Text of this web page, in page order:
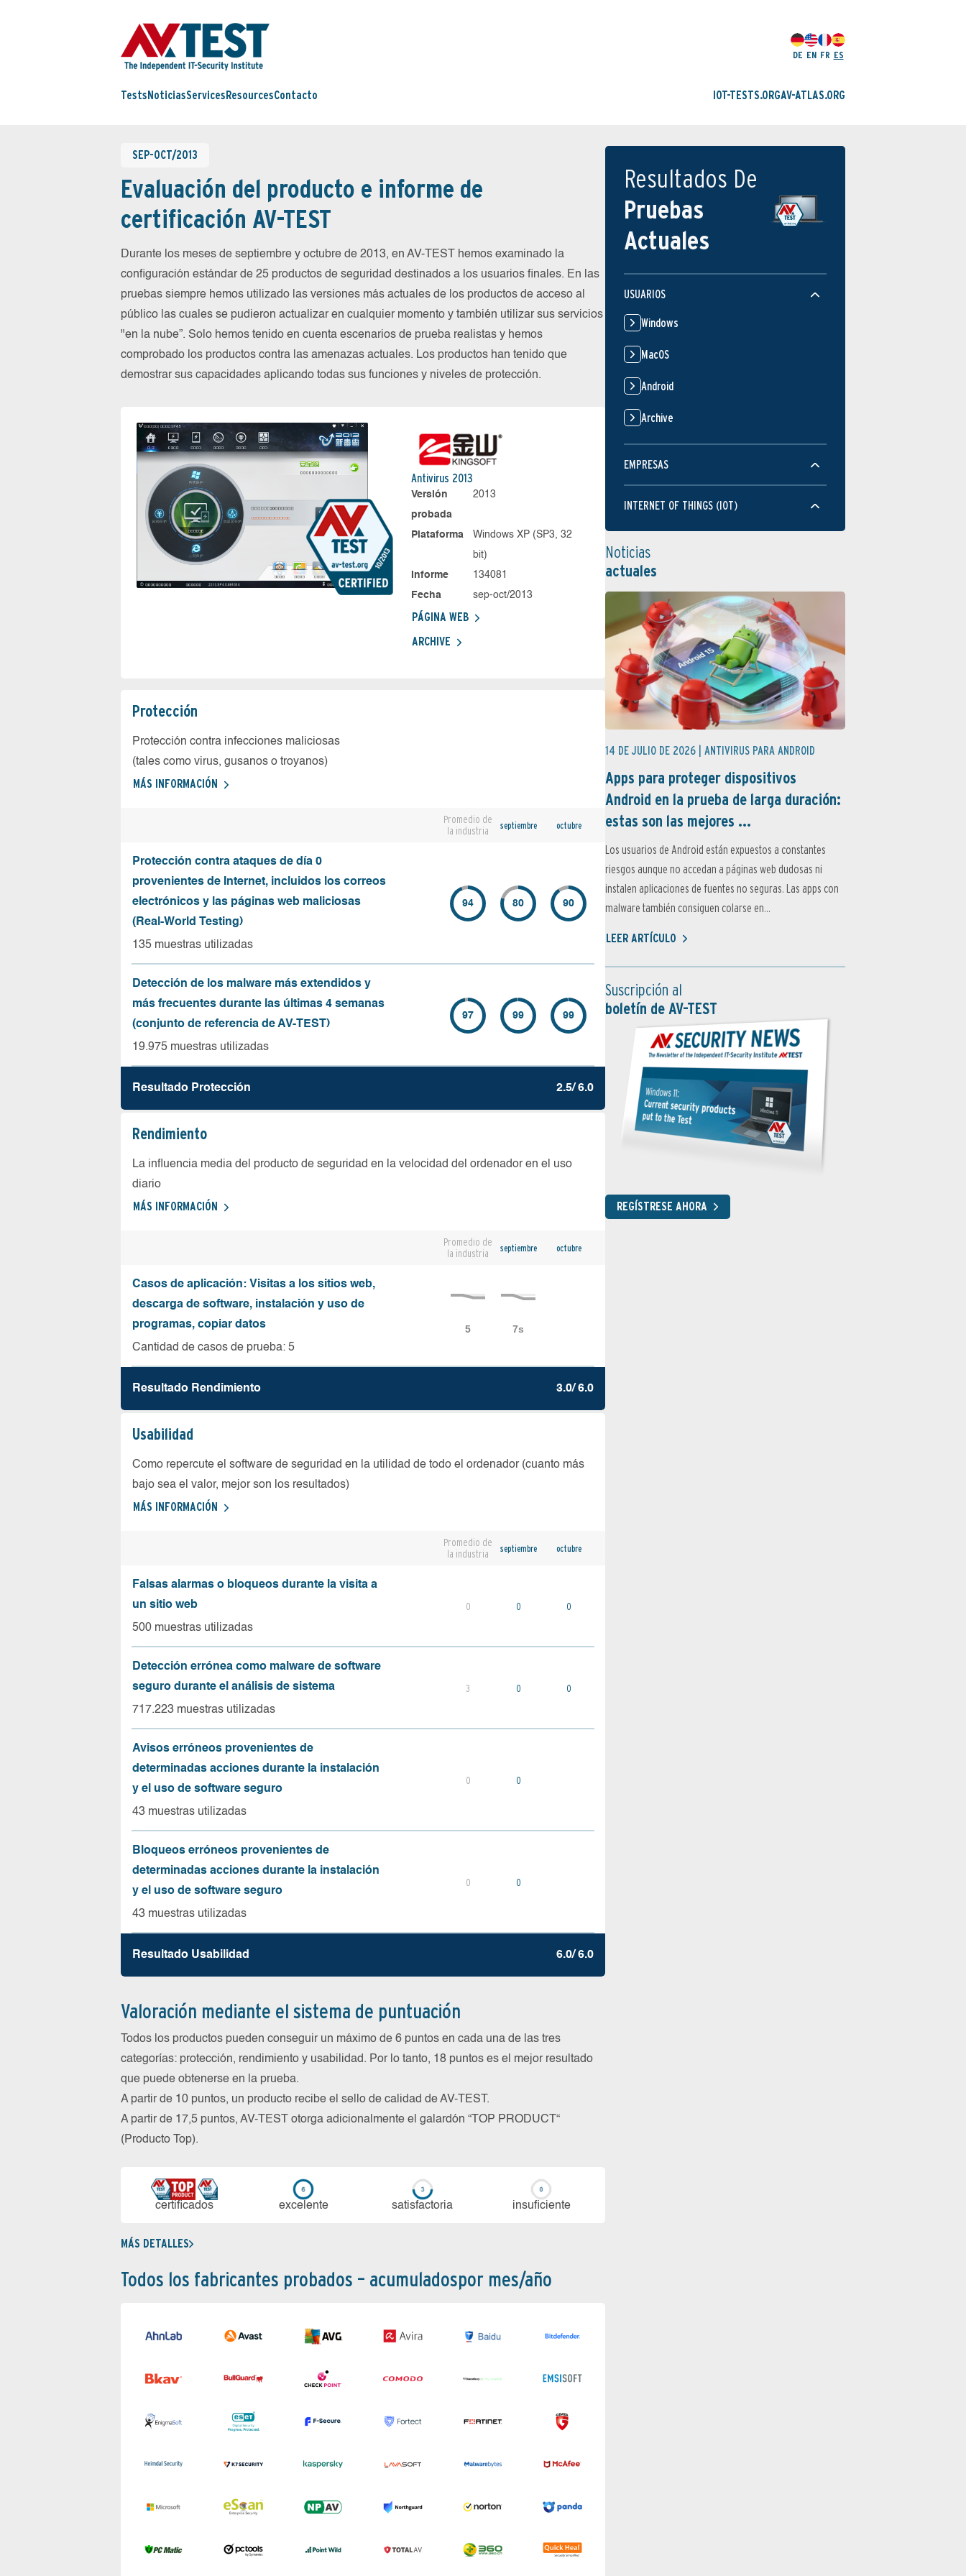
DE EN FR ES
Tests NoticiasServices ResourcesContacto IOT-TESTS.ORGAV-ATLAS.ORG
SEP-OCT/2013
Evaluación del producto e informe de
certificación AV-TEST
Durante los meses de septiembre y octubre de 2013, en AV-TEST hemos examinado la
configuración estándar de 25 productos de seguridad destinados a los usuarios finales. En las
pruebas siempre hemos utilizado las versiones más actuales de los productos de acceso al
público las cuales se pudieron actualizar en cualquier momento y también utilizar sus servicios
"en la nube”. Solo hemos tenido en cuenta escenarios de prueba realistas y hemos
comprobado los productos contra las amenazas actuales. Los productos han tenido que
demostrar sus capacidades aplicando todas sus funciones y niveles de protección.
Antivirus 2013
Versión
probada
2013
Plataforma
Windows XP (SP3, 32
bit)
Informe
134081
Fecha
sep-oct/2013
PÁGINA WEB
ARCHIVE
Protección
Protección contra infecciones maliciosas
(tales como virus, gusanos o troyanos)
MÁS INFORMACIÓN
Promedio de
la industria
septiembre octubre
Protección contra ataques de día 0
provenientes de Internet, incluidos los correos
electrónicos y las páginas web maliciosas
(Real-World Testing)
135 muestras utilizadas
94 80 90
Detección de los malware más extendidos y
más frecuentes durante las últimas 4 semanas
(conjunto de referencia de AV-TEST)
19.975 muestras utilizadas
97 99 99
Resultado Protección 2.5/ 6.0
Rendimiento
La influencia media del producto de seguridad en la velocidad del ordenador en el uso
diario
MÁS INFORMACIÓN
Promedio de
la industria
septiembre octubre
Casos de aplicación: Visitas a los sitios web,
descarga de software, instalación y uso de
programas, copiar datos
Cantidad de casos de prueba: 5
Resultado Rendimiento 3.0/ 6.0
Usabilidad
Como repercute el software de seguridad en la utilidad de todo el ordenador (cuanto más
bajo sea el valor, mejor son los resultados)
MÁS INFORMACIÓN
Promedio de
la industria
septiembre octubre
Falsas alarmas o bloqueos durante la visita a
un sitio web
500 muestras utilizadas
0 0 0
Detección errónea como malware de software
seguro durante el análisis de sistema
717.223 muestras utilizadas
3 0 0
Avisos erróneos provenientes de
determinadas acciones durante la instalación
y el uso de software seguro
43 muestras utilizadas
0 0
Bloqueos erróneos provenientes de
determinadas acciones durante la instalación
y el uso de software seguro
43 muestras utilizadas
0 0
Resultado Usabilidad 6.0/ 6.0
Valoración mediante el sistema de puntuación
Todos los productos pueden conseguir un máximo de 6 puntos en cada una de las tres
categorías: protección, rendimiento y usabilidad. Por lo tanto, 18 puntos es el mejor resultado
que puede obtenerse en la prueba.
A partir de 10 puntos, un producto recibe el sello de calidad de AV-TEST.
A partir de 17,5 puntos, AV-TEST otorga adicionalmente el galardón “TOP PRODUCT“
(Producto Top).
certi­ficados ex­ce­len­te sa­tis­fac­to­ria in­su­fi­cien­te
MÁS DETALLES
Todos los fabricantes probados – acumuladospor mes/año
Resultados De
Pruebas
Actuales
USUARIOS
Windows
MacOS
Android
Archive
EMPRESAS
INTERNET OF THINGS (IOT)
Noticias
actuales
14 DE JULIO DE 2026 | ANTIVIRUS PARA ANDROID
Apps para proteger dispositivos
Android en la prueba de larga duración:
estas son las mejores ...
Los usuarios de Android están expuestos a constantes
riesgos aunque no accedan a páginas web dudosas ni
instalen aplicaciones de fuentes no seguras. Las apps con
malware también consiguen colarse en...
LEER ARTÍCULO
Suscripción al
boletín de AV-TEST
REGÍSTRESE AHORA